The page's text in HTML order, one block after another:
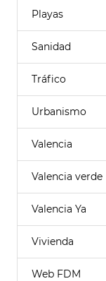
Playas
Sanidad
Tráfico
Urbanismo
Valencia
Valencia verde
Valencia Ya
Vivienda
Web FDM